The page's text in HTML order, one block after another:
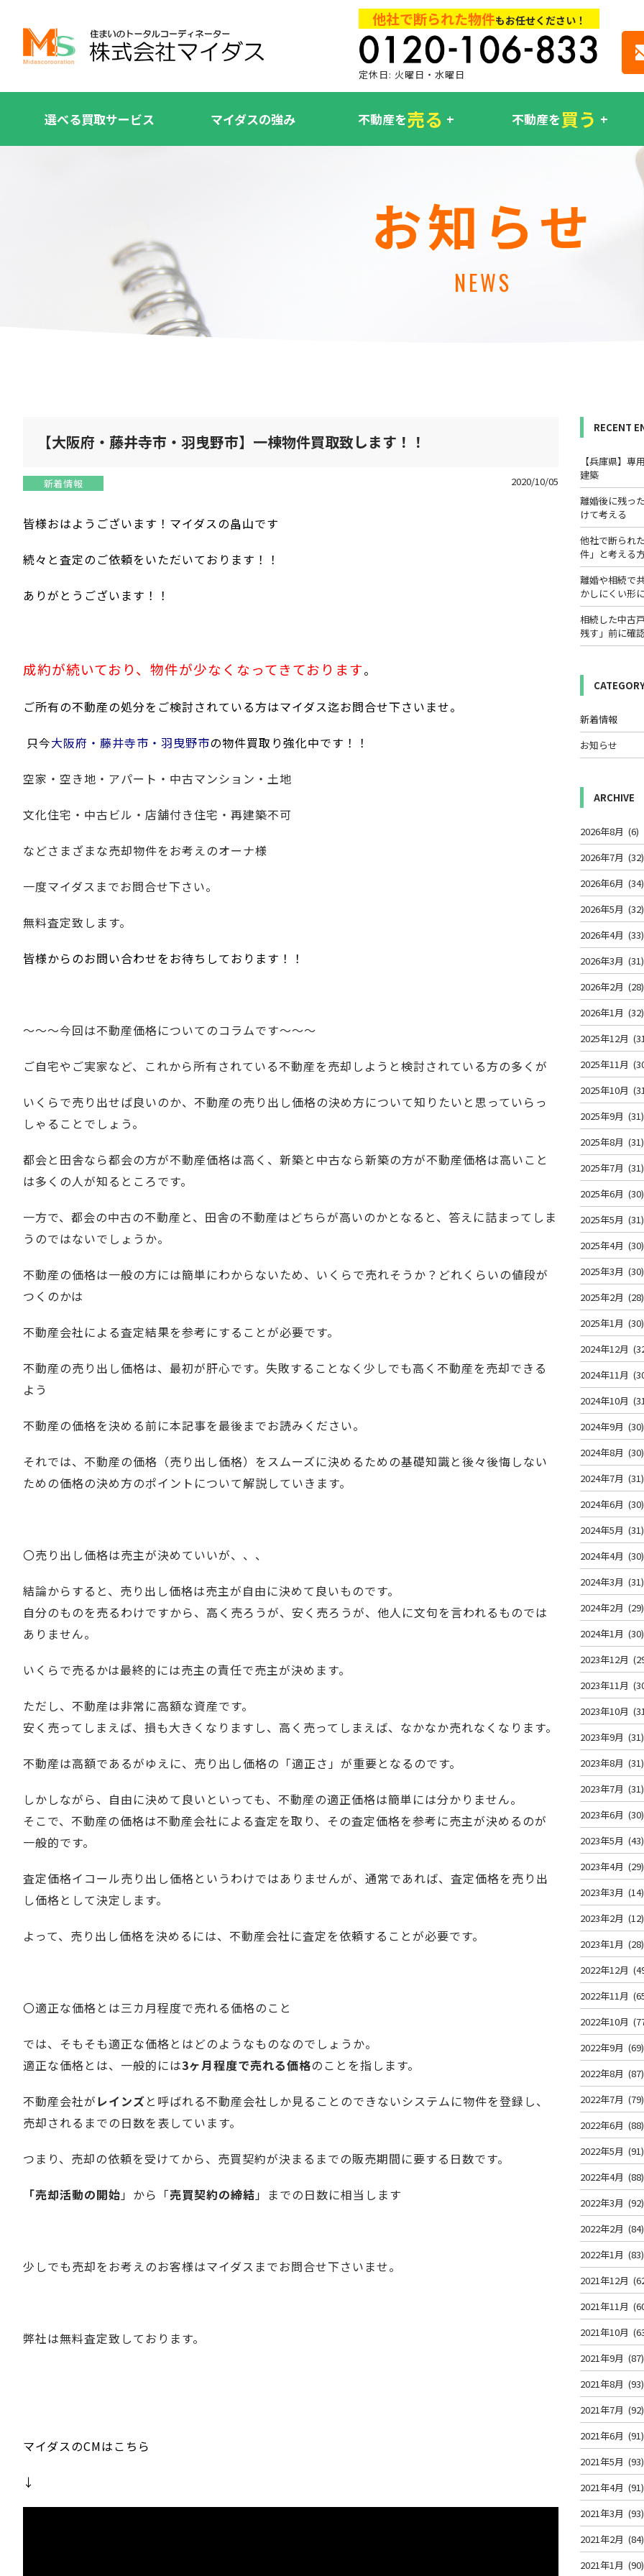
他社で断られた物件もお任せください！
定休日: 火曜日・水曜日
選べる買取サービス マイダスの強み 不動産を売る 不動産を買う
お知らせ
NEWS
【大阪府・藤井寺市・羽曳野市】一棟物件買取致します！！
新着情報 2020/10/05
皆様おはようございます！マイダスの畠山です
続々と査定のご依頼をいただいております！！
ありがとうございます！！
成約が続いており、物件が少なくなってきております。
ご所有の不動産の処分をご検討されている方はマイダス迄お問合せ下さいませ。
只今大阪府・藤井寺市・羽曳野市の物件買取り強化中です！！
空家・空き地・アパート・中古マンション・土地
文化住宅・中古ビル・店舗付き住宅・再建築不可
などさまざまな売却物件をお考えのオーナ様
一度マイダスまでお問合せ下さい。
無料査定致します。
皆様からのお問い合わせをお待ちしております！！
～～～今回は不動産価格についてのコラムです～～～
ご自宅やご実家など、これから所有されている不動産を売却しようと検討されている方の多くが
いくらで売り出せば良いのか、不動産の売り出し価格の決め方について知りたいと思っていらっ
しゃることでしょう。
都会と田舎なら都会の方が不動産価格は高く、新築と中古なら新築の方が不動産価格は高いこと
は多くの人が知るところです。
一方で、都会の中古の不動産と、田舎の不動産はどちらが高いのかとなると、答えに詰まってしま
うのではないでしょうか。
不動産の価格は一般の方には簡単にわからないため、いくらで売れそうか？どれくらいの値段が
つくのかは
不動産会社による査定結果を参考にすることが必要です。
不動産の売り出し価格は、最初が肝心です。失敗することなく少しでも高く不動産を売却できる
よう
不動産の価格を決める前に本記事を最後までお読みください。
それでは、 不動産の価格（売り出し価格）をスムーズに決めるための基礎知識と後々後悔しない
ための価格の決め方のポイント について解説していきます。
〇売り出し価格は売主が決めていいが、、、
結論からすると、売り出し価格は売主が自由に決めて良いものです。
自分のものを売るわけですから、高く売ろうが、安く売ろうが、他人に文句を言われるものでは
ありません。
いくらで売るかは最終的には売主の責任で売主が決めます。
ただし、不動産は非常に高額な資産です。
安く売ってしまえば、損も大きくなりますし、高く売ってしまえば、なかなか売れなくなります。
不動産は高額であるがゆえに、売り出し価格の「適正さ」が重要となるのです。
しかしながら、自由に決めて良いといっても、不動産の適正価格は簡単には分かりません。
そこで、 不動産の価格は不動産会社による査定を取り、その査定価格を参考に売主が決めるのが
一般的です。
査定価格イコール売り出し価格というわけではありませんが、通常であれば、査定価格を売り出
し価格として決定します。
よって、 売り出し価格を決めるには、不動産会社に査定を依頼することが必要です。
〇適正な価格とは三カ月程度で売れる価格のこと
では、そもそも適正な価格とはどのようなものなのでしょうか。
適正な価格とは、一般的には3ヶ月程度で売れる価格のことを指します。
不動産会社が レインズと呼ばれる不動産会社しか見ることのできないシステムに物件を登録し、
売却されるまでの日数を表しています。
つまり、売却の依頼を受けてから、売買契約が決まるまでの販売期間に要する日数です。
「売却活動の開始」から「売買契約の締結」までの日数に相当します
少しでも売却をお考えのお客様はマイダスまでお問合せ下さいませ。
弊社は無料査定致しております。
マイダスのCMはこちら
↓
RECENT
【兵庫県】
建築
離婚後に残っ
けて考える
他社で断られ
件」と考える
離婚や相続で
かしにくい形
相続した中古
残す」前に確
新着情報
お知らせ
ARCHIVE
2026年8月 (6)
2026年7月 (32)
2026年6月 (34)
2026年5月 (32)
2026年4月 (33)
2026年3月 (31)
2026年2月 (28)
2026年1月 (32)
2025年12月
2025年11月
2025年10月
2025年9月 (31)
2025年8月 (31)
2025年7月 (31)
2025年6月 (30)
2025年5月 (31)
2025年4月 (30)
2025年3月 (30)
2025年2月 (28)
2025年1月 (30)
2024年12月
2024年11月
2024年10月
2024年9月 (30)
2024年8月 (30)
2024年7月 (31)
2024年6月 (30)
2024年5月 (31)
2024年4月 (30)
2024年3月 (31)
2024年2月 (29)
2024年1月 (30)
2023年12月
2023年11月
2023年10月
2023年9月 (31)
2023年8月 (31)
2023年7月 (31)
2023年6月 (30)
2023年5月 (43)
2023年4月 (29)
2023年3月 (14)
2023年2月 (12)
2023年1月 (28)
2022年12月
2022年11月
2022年10月
2022年9月 (69)
2022年8月 (87)
2022年7月 (79)
2022年6月 (88)
2022年5月 (91)
2022年4月 (88)
2022年3月 (92)
2022年2月 (84)
2022年1月 (83)
2021年12月
2021年11月
2021年10月
2021年9月 (87)
2021年8月 (93)
2021年7月 (92)
2021年6月 (91)
2021年5月 (93)
2021年4月 (91)
2021年3月 (93)
2021年2月 (84)
2021年1月 (90)